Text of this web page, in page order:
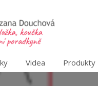
Videa Produkty